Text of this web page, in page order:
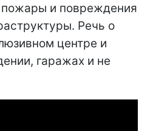
и повреждения
Речь о
центре и
гаражах и не